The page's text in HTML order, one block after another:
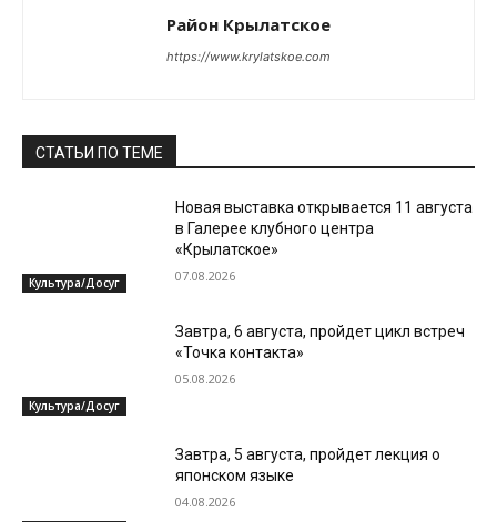
Район Крылатское
https://www.krylatskoe.com
СТАТЬИ ПО ТЕМЕ
Культура/Досуг
Новая выставка открывается 11 августа
в Галерее клубного центра
«Крылатское»
07.08.2026
Культура/Досуг
Завтра, 6 августа, пройдет цикл встреч
«Точка контакта»
05.08.2026
Завтра, 5 августа, пройдет лекция о
японском языке
04.08.2026